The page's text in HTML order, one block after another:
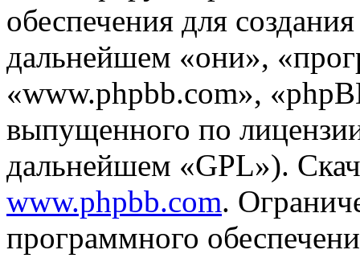
обеспечения для
дальнейшем «они»,
«www.phpbb.com»,
выпущенного по
дальнейшем «GPL»).
www.phpbb.com.
программного